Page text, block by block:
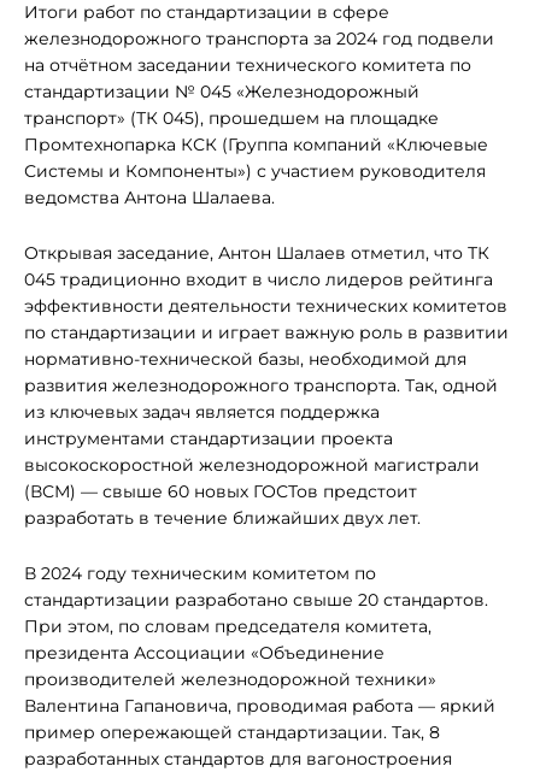
Итоги работ по стандартизации в сфере
железнодорожного транспорта за 2024 год подвели
на отчётном заседании технического комитета по
стандартизации № 045 «Железнодорожный
транспорт» (ТК 045), прошедшем на площадке
Промтехнопарка КСК (Группа компаний «Ключевые
Системы и Компоненты») с участием руководителя
ведомства Антона Шалаева.
Открывая заседание, Антон Шалаев отметил, что ТК
045 традиционно входит в число лидеров рейтинга
эффективности деятельности технических комитетов
по стандартизации и играет важную роль в развитии
нормативно-технической базы, необходимой для
развития железнодорожного транспорта. Так, одной
из ключевых задач является поддержка
инструментами стандартизации проекта
высокоскоростной железнодорожной магистрали
(ВСМ) — свыше 60 новых ГОСТов предстоит
разработать в течение ближайших двух лет.
В 2024 году техническим комитетом по
стандартизации разработано свыше 20 стандартов.
При этом, по словам председателя комитета,
президента Ассоциации «Объединение
производителей железнодорожной техники»
Валентина Гапановича, проводимая работа — яркий
пример опережающей стандартизации. Так, 8
разработанных стандартов для вагоностроения